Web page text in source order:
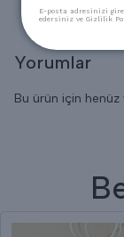
Yorumlar
Bu ürün için henüz
E-posta adresinizi
edersiniz ve Gizlilik